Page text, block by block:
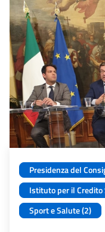
Presidenza del
Istituto per il Credito
Sport e Salute (2)